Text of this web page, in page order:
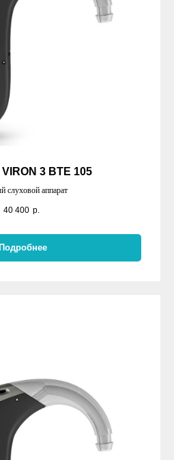
3 BTE 105
слуховой аппарат
40 400 р.
Подробнее